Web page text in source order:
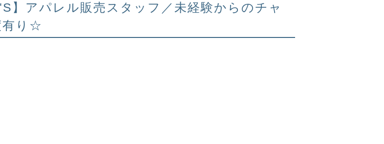
】アパレル販売スタッフ／未経験からのチャ
有り☆